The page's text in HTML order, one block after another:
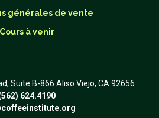
générales de vente
Cours à venir
Suite B-866 Aliso Viejo, CA 92656
624.4190